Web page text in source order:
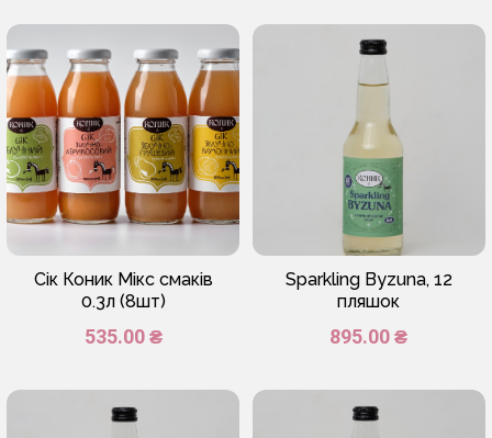
Сік Коник Мікс смаків
0.3л (8шт)
535.00 ₴
Sparkling Byzuna, 12
пляшок
895.00 ₴